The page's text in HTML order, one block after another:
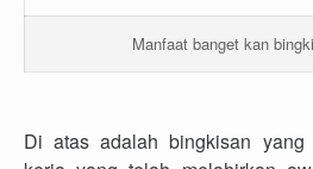
Manfaat banget kan
Di atas adalah bingkisan